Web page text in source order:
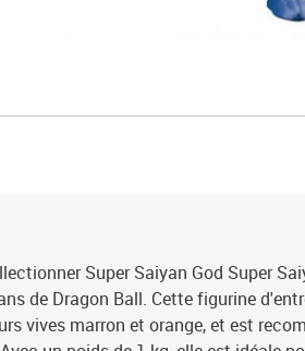
Super Saiyan God Super
de Dragon Ball. Cette figurine
vives marron et orange, et est